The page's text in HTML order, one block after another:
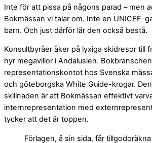
Inte för att pissa på någons parad – men
Bokmässan vi talar om. Inte en UNICEF-
barn. Och just därför lär den också bestå.
Konsultbyråer åker på lyxiga skidresor till
hyr megavillor i Andalusien.
representationskontot hos Svenska
och göteborgska White Guide-krogar.
skillnaden är att Bokmässan effektivt
internrepresentation med
tycker att det är toppen.
Förlagen, å sin sida, får